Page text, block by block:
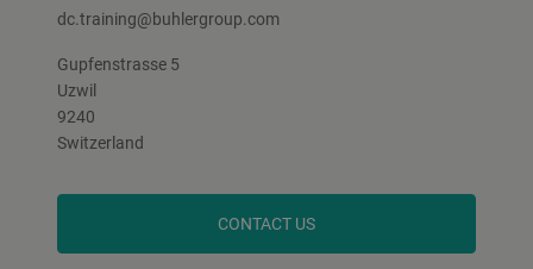
dc.training@buhlergroup.com
Gupfenstrasse 5
Uzwil
9240
Switzerland
CONTACT US